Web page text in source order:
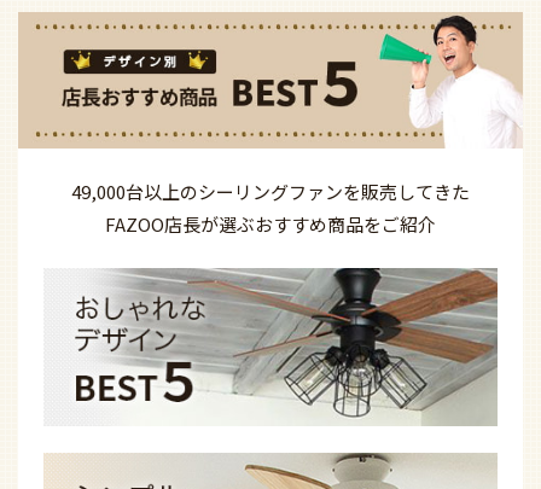
49,000台以上のシーリングファンを販売してきた
FAZOO店長が選ぶおすすめ商品をご紹介